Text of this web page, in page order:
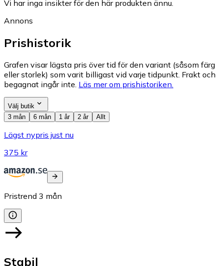
Vi har inga insikter för den här produkten ännu.
Annons
Prishistorik
Grafen visar lägsta pris över tid för den variant (såsom färg
eller storlek) som varit billigast vid varje tidpunkt. Frakt och
begagnat ingår inte. Läs mer om prishistoriken.
Välj butik
3 mån
6 mån 1 år 2 år Allt
Lägst nypris just nu
375 kr
Pristrend 3 mån
Stabil